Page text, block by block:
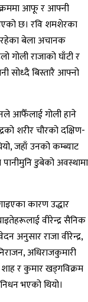
क्रममा आफू र आफ्नी
छ। रवि शमशेरका
बेला अचानक
गोली राजाको घाँटी र
सोध्दै बिस्तारै आफ्नो
आफैँलाई गोली हाने
शरीर चौरको दक्षिण-
जहाँ उनको कम्ब्याट
डुबेको अवस्थामा
कारण उद्धार
वीरेन्द्र सैनिक
अनुसार राजा वीरेन्द्र,
अधिराजकुमारी
शाह र कुमार खड्गविक्रम
भएको थियो।